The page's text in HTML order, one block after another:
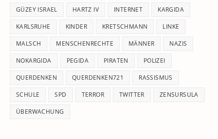
GÜZEY ISRAEL HARTZ IV INTERNET KARGIDA
KARLSRUHE KINDER KRETSCHMANN LINKE
MALSCH MENSCHENRECHTE MÄNNER NAZIS
NOKARGIDA PEGIDA PIRATEN POLIZEI
QUERDENKEN QUERDENKEN721 RASSISMUS
SCHULE SPD TERROR TWITTER ZENSURSULA
ÜBERWACHUNG